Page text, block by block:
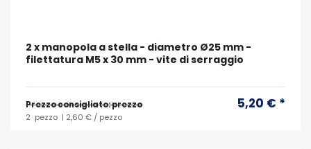
2 x manopola a stella - diametro Ø25 mm -
filettatura M5 x 30 mm - vite di serraggio
Prezzo consigliato: prezzo 5,20 € *
2 pezzo | 2,60 € / pezzo